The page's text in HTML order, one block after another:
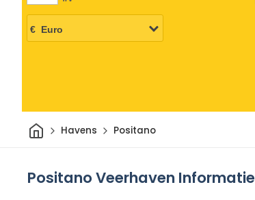
ThuisHavens Positano
Positano Veerhaven Informatie